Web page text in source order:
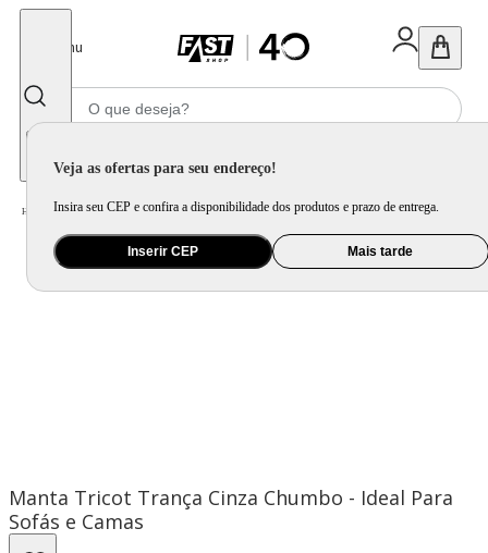
Menu
Veja as ofertas para seu endereço!
Insira seu CEP e confira a disponibilidade dos produtos e prazo de entrega.
Inserir CEP Mais tarde
Home Cama, Mesa e Banho / Cama / Colcha e Manta
Manta Tricot Trança Cinza Chumbo - Ideal Para
Sofás e Camas